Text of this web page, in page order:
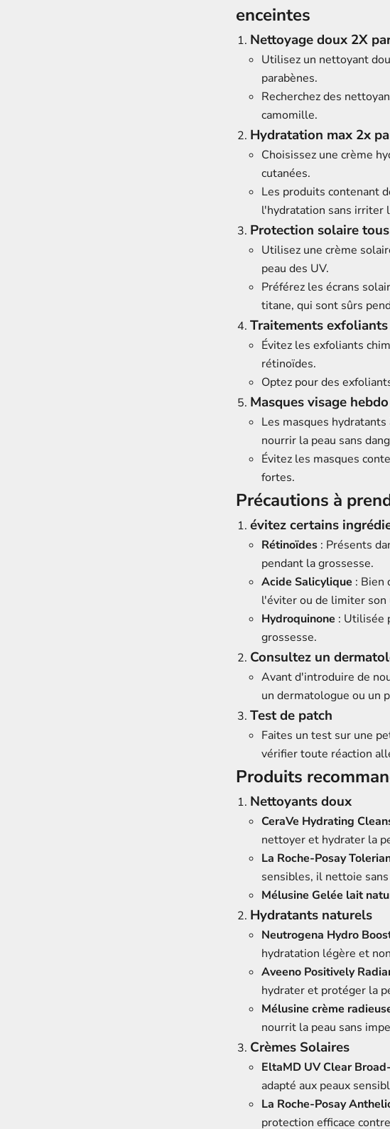
enceintes
Nettoyage doux 2X
Utilisez un nettoyant
parabènes.
Recherchez des
camomille.
Hydratation max 2x
Choisissez une crème
cutanées.
Les produits contenant
l'hydratation sans irriter
Protection solaire
Utilisez une crème
peau des UV.
Préférez les écrans
titane, qui sont sûrs
Traitements
Évitez les exfoliants
rétinoïdes.
Optez pour des
Masques visage hebdo
Les masques
nourrir la peau sans
Évitez les masques
fortes.
Précautions à
évitez certains
Rétinoïdes : Présents
pendant la grossesse.
Acide Salicylique : Bien
l'éviter ou de limiter
Hydroquinone : Utilisée
grossesse.
Consultez un
Avant d'introduire de
un dermatologue ou un
Test de patch
Faites un test sur une
vérifier toute réaction
Produits
Nettoyants doux
CeraVe Hydrating
nettoyer et hydrater la
La Roche-Posay
sensibles, il nettoie
Mélusine Gelée lait
Hydratants naturels
Neutrogena Hydro
hydratation légère et
Aveeno Positively
hydrater et protéger la
Mélusine crème
nourrit la peau sans
Crèmes Solaires
EltaMD UV Clear
adapté aux peaux
La Roche-Posay
protection efficace